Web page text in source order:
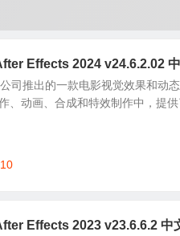
Effects 2024 v24.6.2.02
司推出的一款电影视觉效果和动
、动画、合成和特效制作中，提供
10
Effects 2023 v23.6.6.2 中